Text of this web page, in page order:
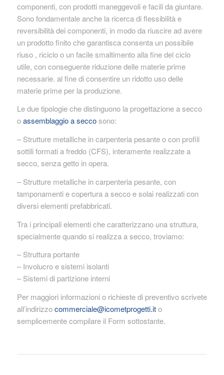
componenti, con prodotti maneggevoli e facili da giuntare.
Sono fondamentale anche la ricerca di flessibilità e
reversibilità dei componenti, in modo da riuscire ad avere
un prodotto finito che garantisca consenta un possibile
riuso , riciclo o un facile smaltimento alla fine del ciclo
utile, con conseguente riduzione delle materie prime
necessarie. al fine di consentire un ridotto uso delle
materie prime per la produzione.
Le due tipologie che distinguono la progettazione a secco
oassemblaggio a seccosono:
– Strutture metalliche in carpenteria pesante o con profili
sottili formati a freddo (CFS), interamente realizzate a
secco, senza getto in opera.
– Strutture metalliche in carpenteria pesante, con
tamponamenti e copertura a secco e solai realizzati con
diversi elementi prefabbricati.
Tra i principali elementi che caratterizzano una struttura,
specialmente quando si realizza a secco, troviamo:
– Struttura portante
– Involucro e sistemi isolanti
– Sistemi di partizione interni
Per maggiori informazioni o richieste di preventivo scrivete
all’indirizzocommerciale@icometprogetti.ito
semplicemente compilare il Form sottostante.